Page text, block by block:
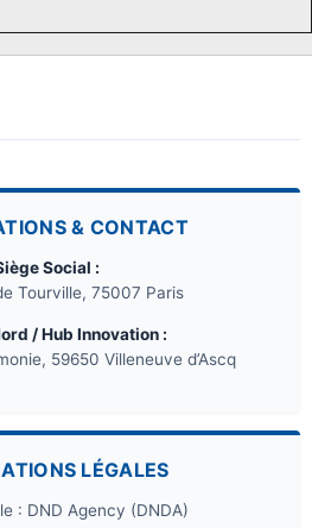
& CONTACT
Social :
Tourville, 75007 Paris
/ Hub Innovation :
59650 Villeneuve d’Ascq
LÉGALES
: DND Agency (DNDA)